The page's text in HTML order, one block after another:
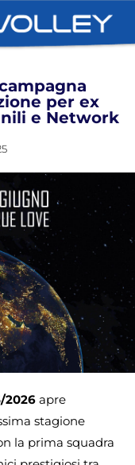
per ex
e Network
2026 apre
stagione
la prima squadra